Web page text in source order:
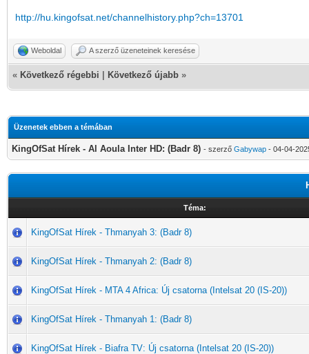
http://hu.kingofsat.net/channelhistory.php?ch=13701
Weboldal A szerző üzeneteinek keresése
« Következő régebbi Következő újabb »
Üzenetek ebben a témában
KingOfSat Hírek - Al Aoula Inter HD: (Badr 8) - szerző Gabywap - 04-04-
Téma:
KingOfSat Hírek - Thmanyah 3: (Badr 8)
KingOfSat Hírek - Thmanyah 2: (Badr 8)
KingOfSat Hírek - MTA 4 Africa: Új csatorna (Intelsat 20 (IS-20))
KingOfSat Hírek - Thmanyah 1: (Badr 8)
KingOfSat Hírek - Biafra TV: Új csatorna (Intelsat 20 (IS-20))